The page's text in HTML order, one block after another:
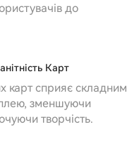
до
Карт
карт сприяє складним
зменшуючи
творчість.